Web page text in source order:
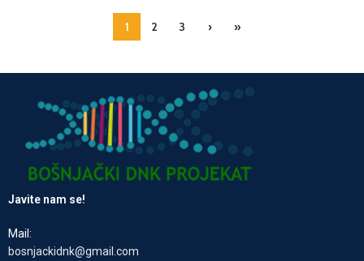
1 2 3 › »
Javite nam se!
Mail:
bosnjackidnk@gmail.com